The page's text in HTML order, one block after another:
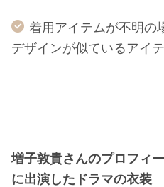
着用アイテムが不明の
デザインが似ているアイ
増子敦貴さんのプロフィ
に出演したドラマの衣装